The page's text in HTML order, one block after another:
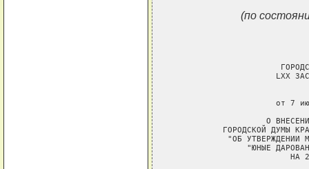
(по
LXX
от 7
О
ГОРОДСКОЙ ДУМЫ
"ОБ УТВЕРЖДЕНИИ
"ЮНЫЕ
НА